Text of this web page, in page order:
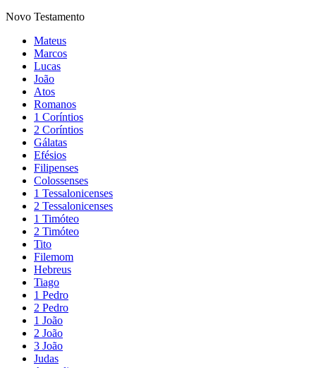
Novo Testamento
Mateus
Marcos
Lucas
João
Atos
Romanos
1 Coríntios
2 Coríntios
Gálatas
Efésios
Filipenses
Colossenses
1 Tessalonicenses
2 Tessalonicenses
1 Timóteo
2 Timóteo
Tito
Filemom
Hebreus
Tiago
1 Pedro
2 Pedro
1 João
2 João
3 João
Judas